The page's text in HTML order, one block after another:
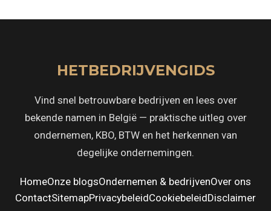
HETBEDRIJVENGIDS
Vind snel betrouwbare bedrijven en lees over
bekende namen in België — praktische uitleg over
ondernemen, KBO, BTW en het herkennen van
degelijke ondernemingen.
HomeOnze blogsOndernemen & bedrijvenOver ons
ContactSitemapPrivacybeleidCookiebeleidDisclaimer